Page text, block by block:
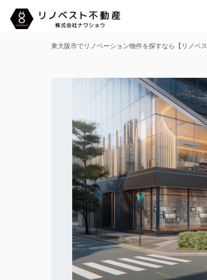
東大阪市でリノベーション物件を探すなら【リノベス